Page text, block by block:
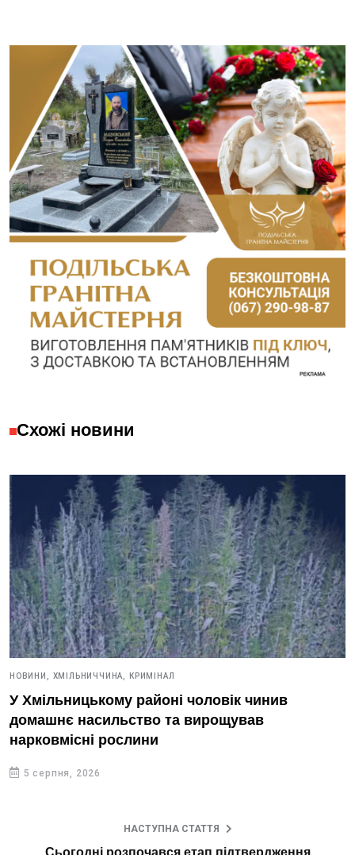
Схожі новини
НОВИНИ, ХМІЛЬНИЧЧИНА, КРИМІНАЛ
У Хмільницькому районі чоловік чинив
домашнє насильство та вирощував
нарковмісні рослини
5 серпня, 2026
НАСТУПНА СТАТТЯ